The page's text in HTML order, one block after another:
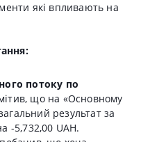
які впливають на
потоку по
що на «Основному
результат за
-5,732,00 UAH.